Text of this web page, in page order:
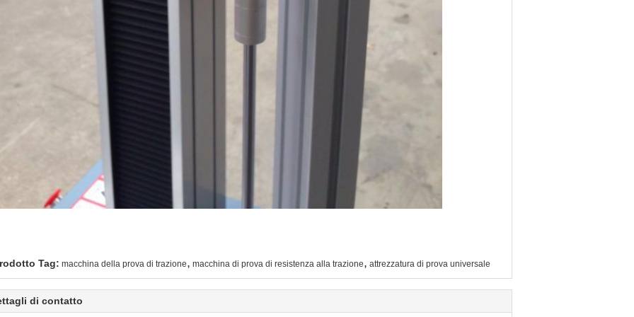
Tag: macchina della prova di trazione, macchina di prova di resistenza alla trazione, attrezzatura di prova universale
di contatto